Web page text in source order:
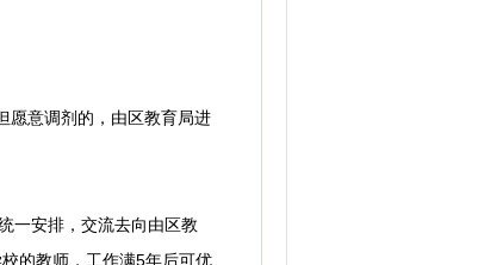
意调剂的，由区教育局进
一安排，交流去向由区教
的教师，工作满5年后可优